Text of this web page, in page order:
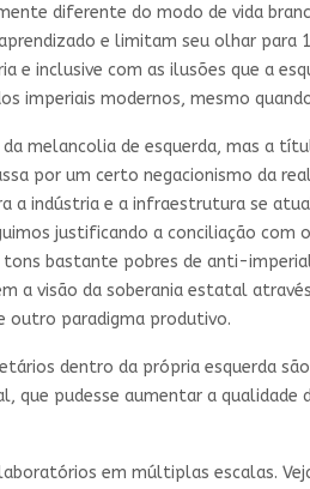
diferente do modo de vida
e limitam seu olhar para
e inclusive com as ilusões que a
imperiais modernos, mesmo
melancolia de esquerda, mas a
por um certo negacionismo da
indústria e a infraestrutura se
justificando a conciliação
tons bastante pobres de anti-
a visão da soberania estatal
paradigma produtivo.
dentro da própria esquerda
que pudesse aumentar a
em múltiplas escalas.